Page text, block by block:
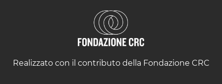
Realizzato con il contributo della Fondazione CRC